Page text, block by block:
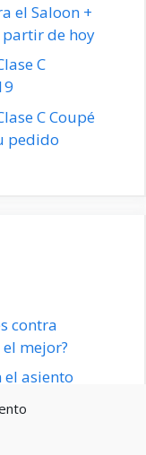
el Saloon +
partir de hoy
C
C Coupé
pedido
contra
el mejor?
asiento
a